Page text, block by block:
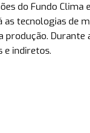
do Fundo Clima
as tecnologias de
produção.
e indiretos.